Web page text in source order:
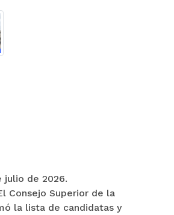
julio de 2026.
Consejo Superior de la
la lista de candidatas y